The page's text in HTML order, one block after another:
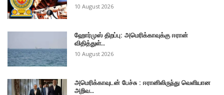
10 August 2026
ஹோர்முஸ் திறப்பு: அமெரிக்காவுக்கு ஈரான்
விதித்துள்..
10 August 2026
அமெரிக்காவுடன் பேச்சு : ஈரானிலிருந்து வெளியான
அறிவ..